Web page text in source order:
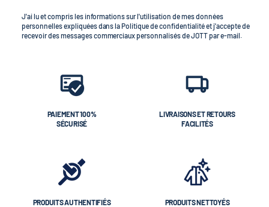
J'ai lu et compris les informations sur l'utilisation de mes données
personnelles expliquées dans la Politique de confidentialité et j'accepte de
recevoir des messages commerciaux personnalisés de JOTT par e-mail.
PAIEMENT 100%
SÉCURISÉ
LIVRAISONS ET RETOURS
FACILITÉS
PRODUITS AUTHENTIFIÉS PRODUITS NETTOYÉS